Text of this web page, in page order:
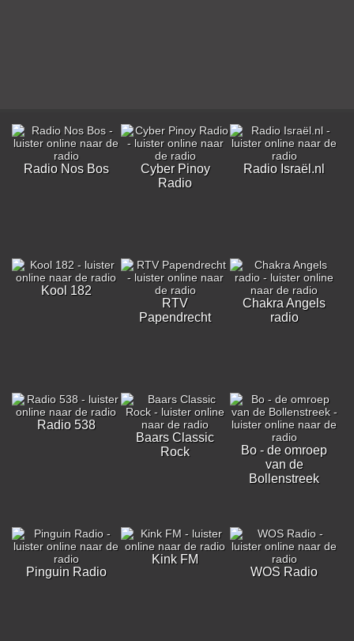
Radio Nos Bos
Cyber Pinoy
Radio
Radio Israël.nl
Kool 182
RTV
Papendrecht
Chakra Angels
radio
Radio 538
Baars Classic
Rock
Bo - de omroep
van de
Bollenstreek
Pinguin Radio
Kink FM
WOS Radio